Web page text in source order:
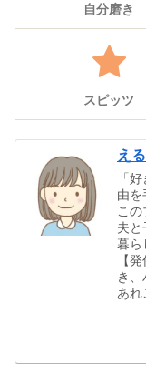
自分磨き
スピッツ
え
「
由を
この
夫と
暮ら
【
き
あれ